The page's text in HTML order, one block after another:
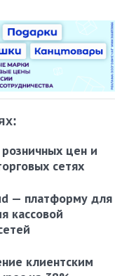
цен и
сетях
— платформу для
кассовой
клиентским